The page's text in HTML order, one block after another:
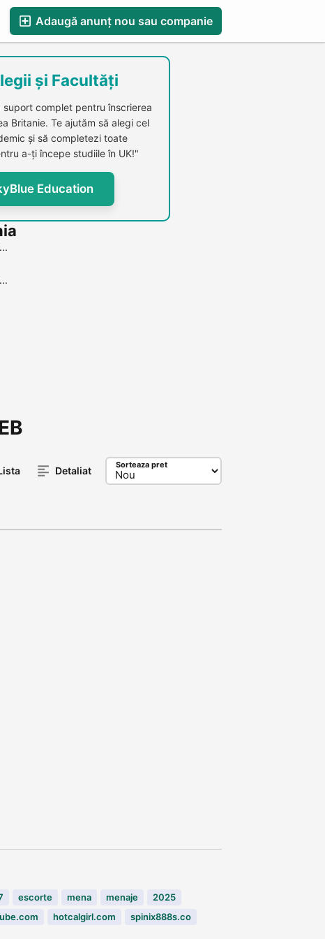
Adaugă anunț nou sau companie
și Facultăți
complet pentru înscrierea
Britanie. Te ajutăm să alegi cel
și să completezi toate
a-ți începe studiile în UK!"
Education
Detaliat Sorteaza pret
escorte mena menaje
2025
hotcalgirl.com
spinix888s.co